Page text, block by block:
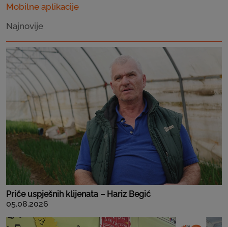
Mobilne aplikacije
Najnovije
Priče uspješnih klijenata – Hariz Begić
05.08.2026